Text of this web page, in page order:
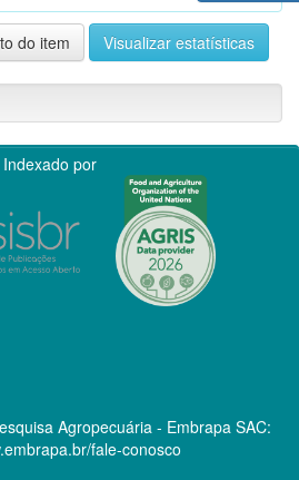
do item Visualizar estatísticas
Indexado por
Agropecuária - Embrapa SAC:
fale-conosco